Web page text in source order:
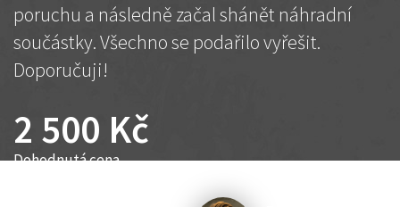
poruchu a následně začal shánět náhradní
součástky. Všechno se podařilo vyřešit.
Doporučuji!
2 500 Kč
Dohodnutá cena